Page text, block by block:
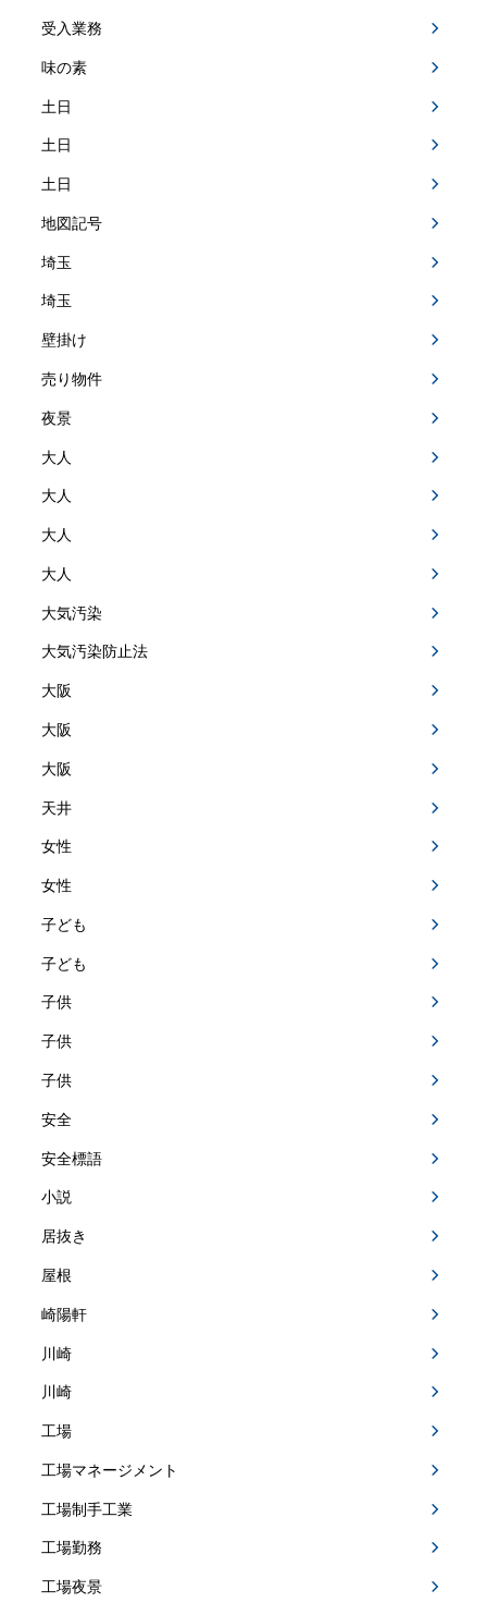
受入業務
味の素
土日
土日
土日
地図記号
埼玉
埼玉
壁掛け
売り物件
夜景
大人
大人
大人
大人
大気汚染
大気汚染防止法
大阪
大阪
大阪
天井
女性
女性
子ども
子ども
子供
子供
子供
安全
安全標語
小説
居抜き
屋根
崎陽軒
川崎
川崎
工場
工場マネージメント
工場制手工業
工場勤務
工場夜景